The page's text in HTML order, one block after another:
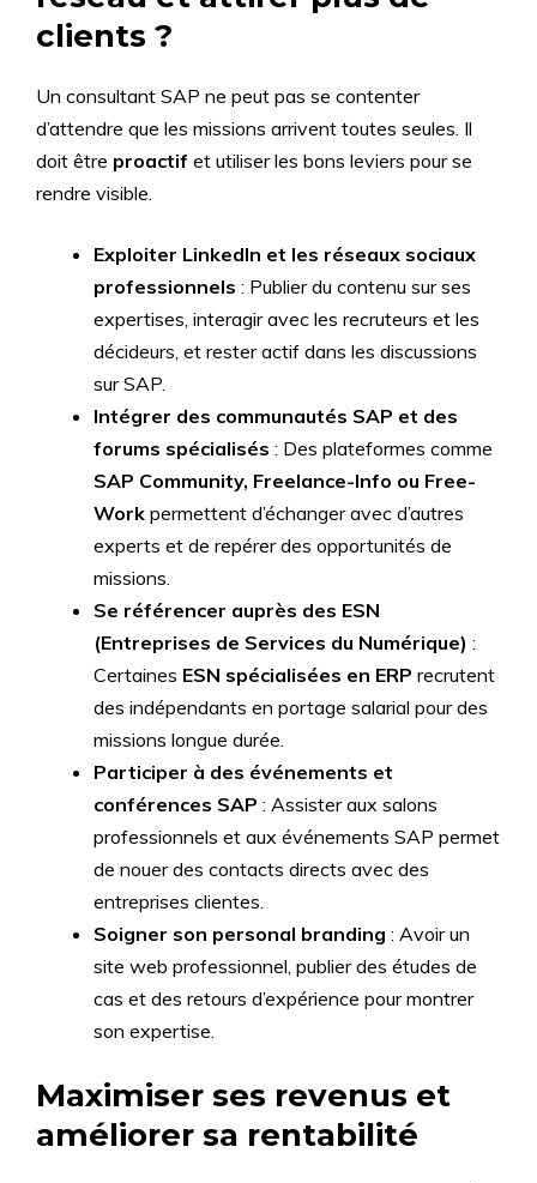
clients ?
Un consultant SAP ne peut pas se contenter
d’attendre que les missions arrivent toutes seules. Il
doit être proactif et utiliser les bons leviers pour se
rendre visible.
Exploiter LinkedIn et les réseaux sociaux
professionnels : Publier du contenu sur ses
expertises, interagir avec les recruteurs et les
décideurs, et rester actif dans les discussions
sur SAP.
Intégrer des communautés SAP et des
forums spécialisés : Des plateformes comme
SAP Community, Freelance-Info ou Free-
Work permettent d’échanger avec d’autres
experts et de repérer des opportunités de
missions.
Se référencer auprès des ESN
(Entreprises de Services du Numérique) :
Certaines ESN spécialisées en ERP recrutent
des indépendants en portage salarial pour des
missions longue durée.
Participer à des événements et
conférences SAP : Assister aux salons
professionnels et aux événements SAP permet
de nouer des contacts directs avec des
entreprises clientes.
Soigner son personal branding : Avoir un
site web professionnel, publier des études de
cas et des retours d’expérience pour montrer
son expertise.
Maximiser ses revenus et
améliorer sa rentabilité